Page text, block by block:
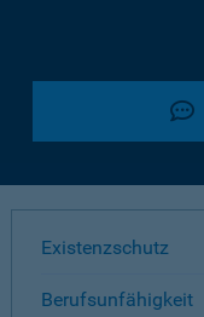
Existenzschutz
Berufsunfähigkeit